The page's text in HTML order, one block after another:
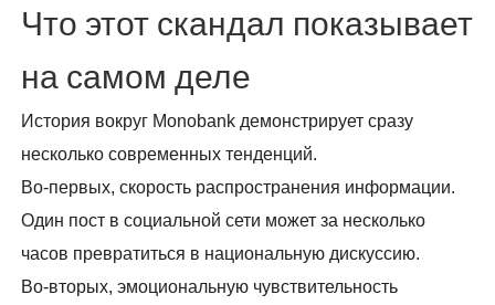
Что этот скандал показывает
на самом деле
История вокруг Monobank демонстрирует сразу
несколько современных тенденций.
Во-первых, скорость распространения информации.
Один пост в социальной сети может за несколько
часов превратиться в национальную дискуссию.
Во-вторых, эмоциональную чувствительность